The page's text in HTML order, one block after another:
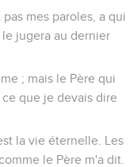
mes paroles, a qui
jugera au dernier
; mais le Père qui
que je devais dire
la vie éternelle. Les
le Père m'a dit.